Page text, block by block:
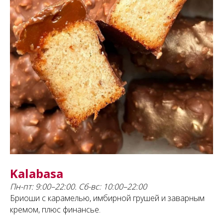
Kalabasa
Пн-пт: 9:00–22:00. Сб-вс: 10:00–22:00
Бриоши с карамелью, имбирной грушей и заварным
кремом, плюс финансье.